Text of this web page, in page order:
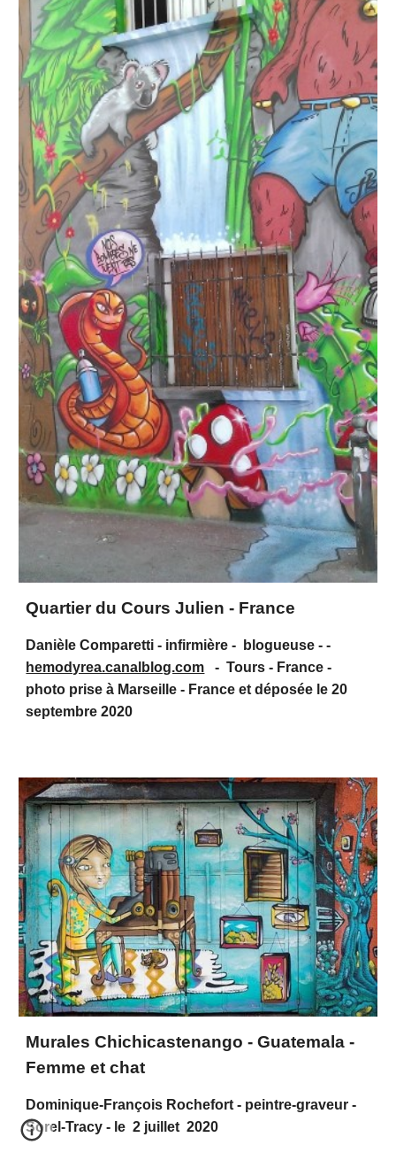
Quartier du Cours Julien - France
Danièle Comparetti - infirmière - blogueuse - -
hemodyrea.canalblog.com - Tours - France -
photo prise à Marseille - France et déposée le 20
septembre 2020
Murales Chichicastenango - Guatemala -
Femme et chat
Dominique-François Rochefort - peintre-graveur -
Sorel-Tracy - le 2 juillet 2020